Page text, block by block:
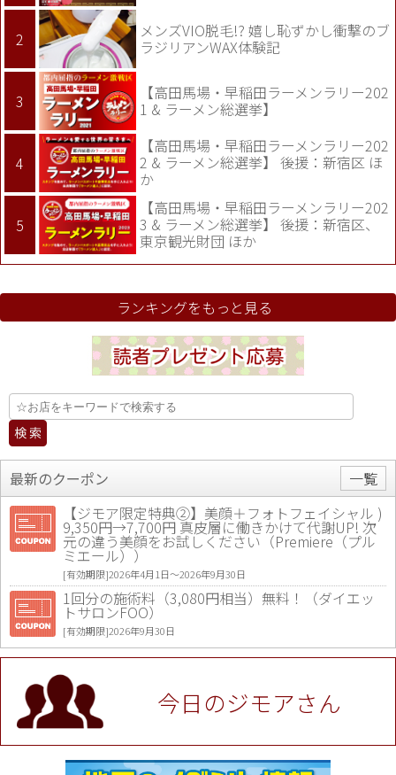
メンズVIO脱毛!? 嬉し恥ずかし衝撃のブ
ラジリアンWAX体験記
【高田馬場・早稲田ラーメンラリー202
1 & ラーメン総選挙】
【高田馬場・早稲田ラーメンラリー202
2 & ラーメン総選挙】 後援：新宿区 ほ
か
【高田馬場・早稲田ラーメンラリー202
3 & ラーメン総選挙】 後援：新宿区、
東京観光財団 ほか
ランキングをもっと見る
最新のクーポン
一覧
【ジモア限定特典②】美顔＋フォトフェイシャル )
9,350円→7,700円 真皮層に働きかけて代謝UP! 次
元の違う美顔をお試しください（Premiere（プル
ミエール））
[有効期限]2026年4月1日〜2026年9月30日
1回分の施術料（3,080円相当）無料！（ダイエッ
トサロンFOO）
[有効期限]2026年9月30日
値段提示後「ジモア見た」で更に買い取り金額 U
P！※チケットと新品商品は除く（大黒屋 高田馬場
駅前店）
[有効期限]2026年9月30日
★ジモア限定特典★ お会計より全品5％OFF（ナチ
ュラル＆ハンドメイドショップ［マキマキ］）
[有効期限]2026年9月30日まで
今日のジモアさん